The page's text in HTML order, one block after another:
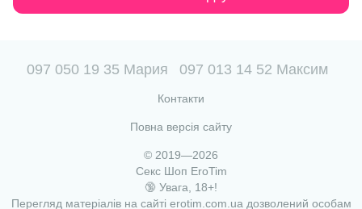
097 050 19 35 Мария 097 013 14 52 Максим
Контакти
Повна версія сайту
© 2019—2026
Секс Шоп EroTim
🔞 Увага, 18+!
Перегляд матеріалів на сайті erotim.com.ua дозволений особам